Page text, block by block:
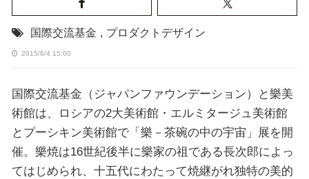
国際交流基金 , プロダクトデザイン
2015/6/4 15:00
国際交流基金（ジャパンファウンデーション）と樂美
術館は、ロシアの2大美術館・エルミタージュ美術館
とプーシキン美術館で「樂－茶碗の中の宇宙」展を開
催。樂焼は16世紀後半に樂家の祖である長次郎によっ
てはじめられ、十五代にわたって焼継がれ独特の美的